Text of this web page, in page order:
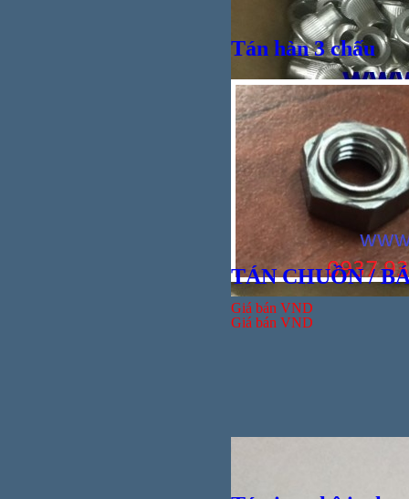
Ống
Giá bán VND
Tán hàn 3 chấu
Giá bán VND
TÁN CHUỒN /